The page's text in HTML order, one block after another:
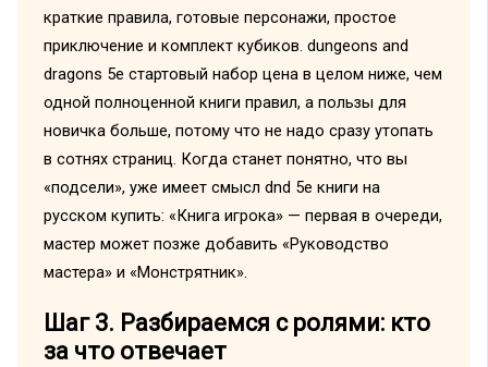
краткие правила, готовые персонажи, простое
приключение и комплект кубиков. dungeons and
dragons 5e стартовый набор цена в целом ниже, чем
одной полноценной книги правил, а пользы для
новичка больше, потому что не надо сразу утопать
в сотнях страниц. Когда станет понятно, что вы
«подсели», уже имеет смысл dnd 5e книги на
русском купить: «Книга игрока» — первая в очереди,
мастер может позже добавить «Руководство
мастера» и «Монстрятник».
Шаг 3. Разбираемся с ролями: кто
за что отвечает